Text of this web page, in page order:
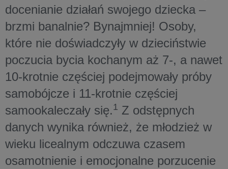
docenianie działań swojego dziecka –
brzmi banalnie? Bynajmniej! Osoby,
które nie doświadczyły w dzieciństwie
poczucia bycia kochanym aż 7-, a nawet
10-krotnie częściej podejmowały próby
samobójcze i 11-krotnie częściej
samookaleczały się.1 Z odstępnych
danych wynika również, że młodzież w
wieku licealnym odczuwa czasem
osamotnienie i emocjonalne porzucenie